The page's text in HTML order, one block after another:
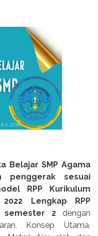
Belajar SMP Agama
penggerak sesuai
RPP Kurikulum
Lengkap RPP
semester 2dengan
Konsep Utama,